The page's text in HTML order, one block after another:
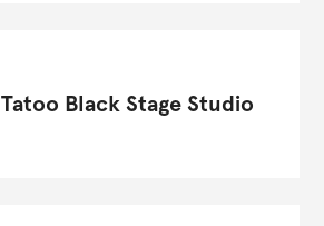
Tatoo Black Stage Studio